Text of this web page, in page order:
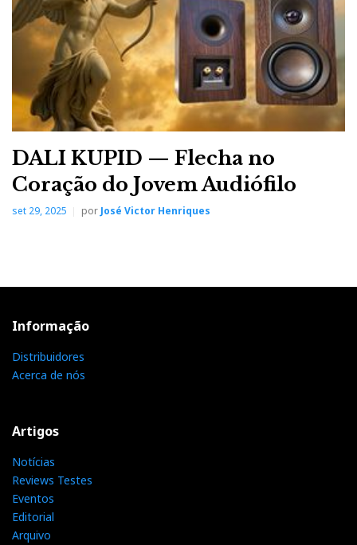
DALI KUPID — Flecha no
Coração do Jovem Audiófilo
set 29, 2025 porJosé Victor Henriques
Informação
Distribuidores
Acerca de nós
Artigos
Notícias
Reviews Testes
Eventos
Editorial
Arquivo